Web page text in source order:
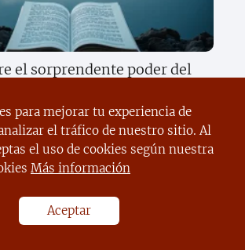
el sorprendente poder del
de ver el mundo
para mejorar tu experiencia de
el tráfico de nuestro sitio. Al
el uso de cookies según nuestra
Más información
Aceptar